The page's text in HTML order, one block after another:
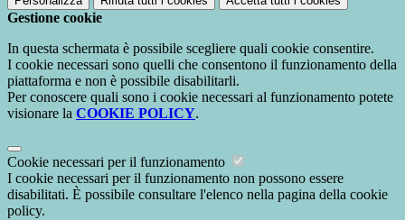
Gestione cookie
In questa schermata è possibile scegliere quali cookie consentire.
I cookie necessari sono quelli che consentono il funzionamento della
piattaforma e non è possibile disabilitarli.
Per conoscere quali sono i cookie necessari al funzionamento potete
visionare la COOKIE POLICY.
Cookie necessari per il funzionamento
I cookie necessari per il funzionamento non possono essere
disabilitati. È possibile consultare l'elenco nella pagina della cookie
policy.